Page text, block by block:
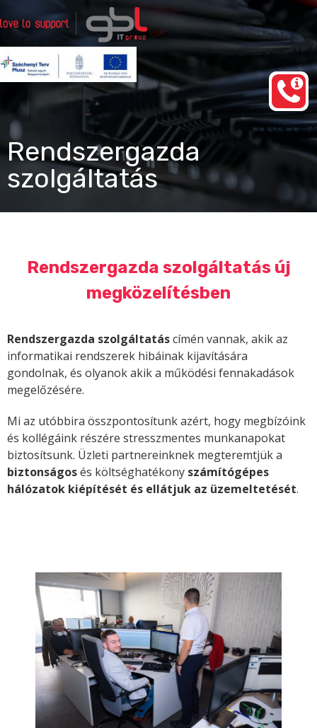
Rendszergazda Szolgáltatás Budapest
gbl IT group
a
Rendszergazda
szolgáltatás
Rendszergazda szolgáltatás új
megközelítésben
Rendszergazda szolgáltatáscímén vannak, akik az
informatikai rendszerek hibáinak kijavítására
gondolnak, és olyanok akik a működési fennakadások
megelőzésére.
Mi az utóbbira összpontosítunk azért, hogy megbízóink
és kollégáink részére stresszmentes munkanapokat
biztosítsunk. Üzleti partnereinknek megteremtjük a
biztonságosés költséghatékony számítógépes
hálózatok kiépítését és ellátjuk az üzemeltetését.